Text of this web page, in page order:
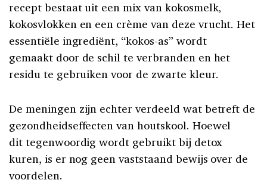
recept bestaat uit een mix van kokosmelk,
kokosvlokken en een crème van deze vrucht. Het
essentiële ingrediënt, “kokos-as” wordt
gemaakt door de schil te verbranden en het
residu te gebruiken voor de zwarte kleur.
De meningen zijn echter verdeeld wat betreft de
gezondheidseffecten van houtskool. Hoewel
dit tegenwoordig wordt gebruikt bij detox
kuren, is er nog geen vaststaand bewijs over de
voordelen.